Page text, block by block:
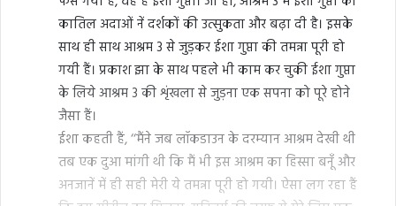
कातिल अदाओं नें दर्शकों की उत्सुकता और बढ़ा दी है। इसके
साथ ही साथ आश्रम 3 से जुड़कर ईशा गुप्ता की तमन्ना पूरी हो
गयी हैं। प्रकाश झा के साथ पहले भी काम कर चुकी ईशा गुप्ता
के लिये आश्रम 3 की शृंखला से जुड़ना एक सपना को पूरे होने
जैसा हैं।
ईशा कहती हैं, ‘‘मैंने जब लॉकडाउन के दरम्यान आश्रम देखी थी
तब एक दुआ मांगी थी कि मैं भी इस आश्रम का हिस्सा बनूँ और
अनजानें में ही सही मेरी ये तमन्ना पूरी हो गयी। ऐसा लग रहा हैं